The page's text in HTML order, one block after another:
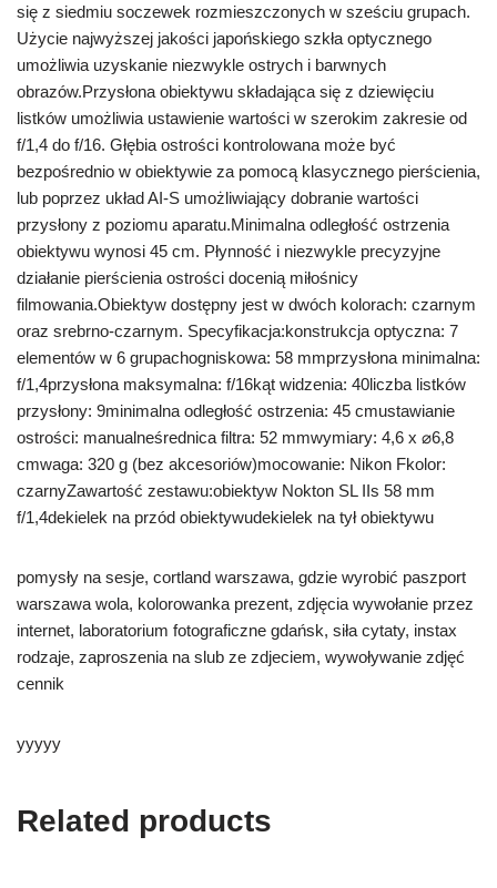
się z siedmiu soczewek rozmieszczonych w sześciu grupach.
Użycie najwyższej jakości japońskiego szkła optycznego
umożliwia uzyskanie niezwykle ostrych i barwnych
obrazów.Przysłona obiektywu składająca się z dziewięciu
listków umożliwia ustawienie wartości w szerokim zakresie od
f/1,4 do f/16. Głębia ostrości kontrolowana może być
bezpośrednio w obiektywie za pomocą klasycznego pierścienia,
lub poprzez układ AI-S umożliwiający dobranie wartości
przysłony z poziomu aparatu.Minimalna odległość ostrzenia
obiektywu wynosi 45 cm. Płynność i niezwykle precyzyjne
działanie pierścienia ostrości docenią miłośnicy
filmowania.Obiektyw dostępny jest w dwóch kolorach: czarnym
oraz srebrno-czarnym. Specyfikacja:konstrukcja optyczna: 7
elementów w 6 grupachogniskowa: 58 mmprzysłona minimalna:
f/1,4przysłona maksymalna: f/16kąt widzenia: 40liczba listków
przysłony: 9minimalna odległość ostrzenia: 45 cmustawianie
ostrości: manualneśrednica filtra: 52 mmwymiary: 4,6 x ⌀6,8
cmwaga: 320 g (bez akcesoriów)mocowanie: Nikon Fkolor:
czarnyZawartość zestawu:obiektyw Nokton SL IIs 58 mm
f/1,4dekielek na przód obiektywudekielek na tył obiektywu
pomysły na sesje, cortland warszawa, gdzie wyrobić paszport
warszawa wola, kolorowanka prezent, zdjęcia wywołanie przez
internet, laboratorium fotograficzne gdańsk, siła cytaty, instax
rodzaje, zaproszenia na slub ze zdjeciem, wywoływanie zdjęć
cennik
yyyyy
Related products